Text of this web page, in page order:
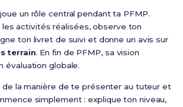
joue un rôle central pendant ta PFMP.
les activités réalisées, observe ton
ton livret de suivi et donne un avis sur
terrain. En fin de PFMP, sa vision
évaluation globale.
de la manière de te présenter au tuteur et
simplement : explique ton niveau,